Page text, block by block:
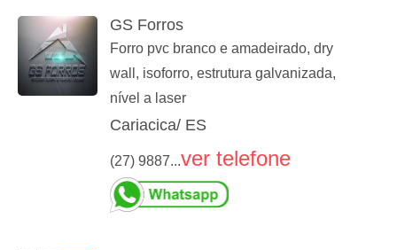
GS Forros
Forro pvc branco e amadeirado, dry
wall, isoforro, estrutura galvanizada,
nível a laser
Cariacica/ ES
(27) 9887...ver telefone